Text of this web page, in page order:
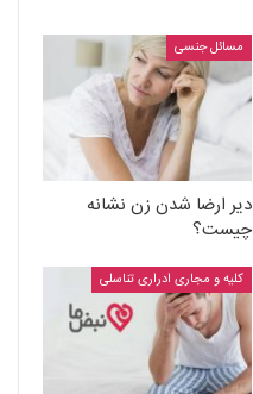
مسائل جنسی
دیر ارضا شدن زن نشانه
چیست؟
کلیه و مجاری ادراری تناسلی